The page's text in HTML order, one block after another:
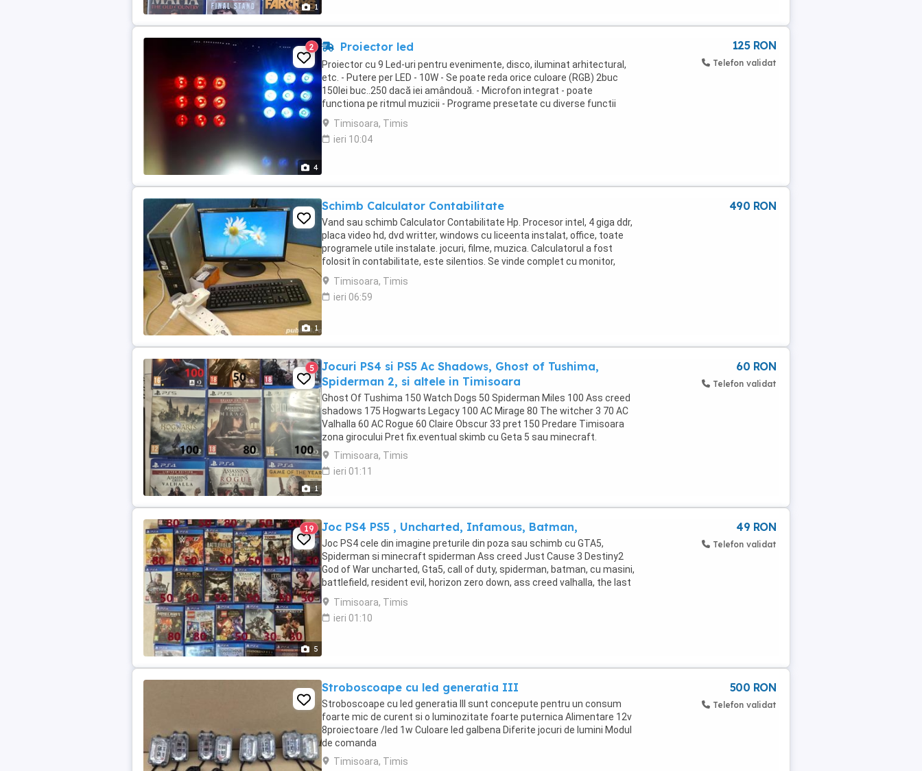
1
4
2 Proiector led
Proiector cu 9 Led-uri pentru evenimente, disco, iluminat arhitectural,
etc. - Putere per LED - 10W - Se poate reda orice culoare (RGB) 2buc
150lei buc..250 dacă iei amândouă. - Microfon integrat - poate
functiona pe ritmul muzicii - Programe presetate cu diverse functii
(strobo, lent, flash, joc ...
Timisoara, Timis
ieri 10:04
125 RON
Telefon validat
1
Schimb Calculator Contabilitate
Vand sau schimb Calculator Contabilitate Hp. Procesor intel, 4 giga ddr,
placa video hd, dvd writter, windows cu liceenta instalat, office, toate
programele utile instalate. jocuri, filme, muzica. Calculatorul a fost
folosit în contabilitate, este silentios. Se vinde complet cu monitor,
tastatura, mouse ...
Timisoara, Timis
ieri 06:59
490 RON
1
5
Jocuri PS4 si PS5 Ac Shadows, Ghost of Tushima,
Spiderman 2, si altele in Timisoara
Ghost Of Tushima 150 Watch Dogs 50 Spiderman Miles 100 Ass creed
shadows 175 Hogwarts Legacy 100 AC Mirage 80 The witcher 3 70 AC
Valhalla 60 AC Rogue 60 Claire Obscur 33 pret 150 Predare Timisoara
zona girocului Pret fix.eventual skimb cu Geta 5 sau minecraft.
Timisoara, Timis
ieri 01:11
60 RON
Telefon validat
5
19 Joc PS4 PS5 , Uncharted, Infamous, Batman,
Joc PS4 cele din imagine preturile din poza sau schimb cu GTA5,
Spiderman si minecraft spiderman Ass creed Just Cause 3 Destiny2
God of War uncharted, Gta5, call of duty, spiderman, batman, cu masini,
battlefield, resident evil, horizon zero down, ass creed valhalla, the last
of us 1, 2m ass creed ...
Timisoara, Timis
ieri 01:10
49 RON
Telefon validat
Stroboscoape cu led generatia III
Stroboscoape cu led generatia III sunt concepute pentru un consum
foarte mic de curent si o luminozitate foarte puternica Alimentare 12v
8proiectoare /led 1w Culoare led galbena Diferite jocuri de lumini Modul
de comanda
Timisoara, Timis
500 RON
Telefon validat